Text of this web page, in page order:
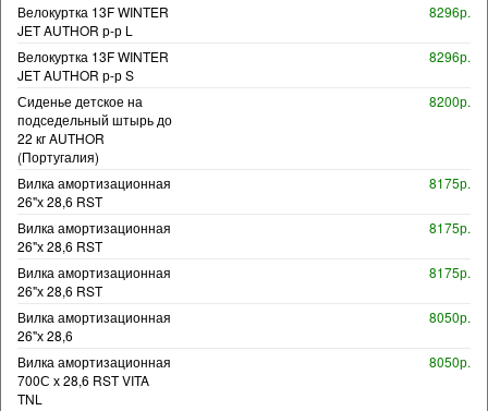
Велокуртка 13F WINTER
JET AUTHOR р-р L
8296р.
Велокуртка 13F WINTER
JET AUTHOR р-р S
8296р.
Сиденье детское на
подседельный штырь до
22 кг AUTHOR
(Португалия)
8200р.
Вилка амортизационная
26"х 28,6 RST
8175р.
Вилка амортизационная
26"х 28,6 RST
8175р.
Вилка амортизационная
26"х 28,6 RST
8175р.
Вилка амортизационная
26"х 28,6
8050р.
Вилка амортизационная
700С х 28,6 RST VITA
TNL
8050р.